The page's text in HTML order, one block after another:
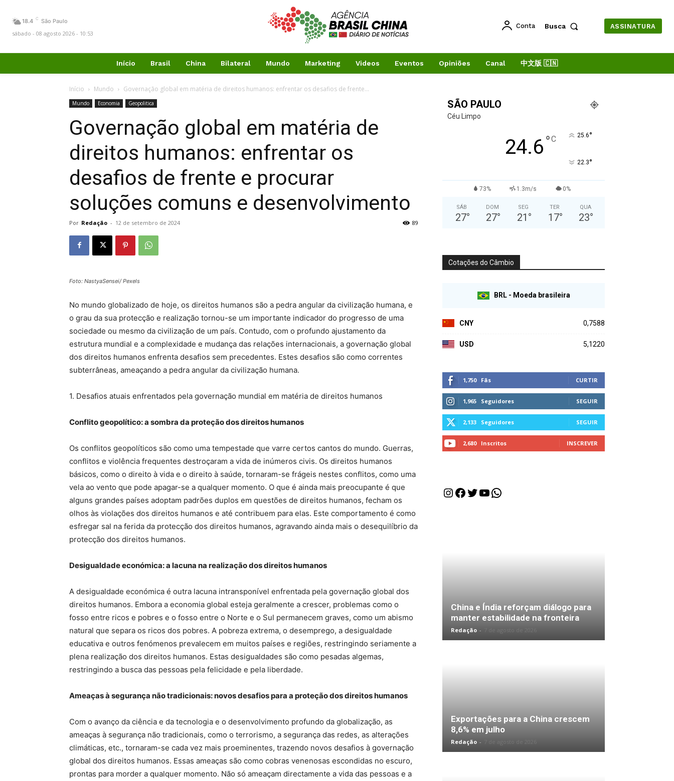
18.4 C São Paulo
sábado - 08 agosto 2026 - 10:53
Conta Busca ASSINATURA
Início Brasil China Bilateral Mundo Marketing Videos Eventos Opiniões Canal 中文版 🇨🇳
Início Mundo Governação global em matéria de direitos humanos: enfrentar os desafios de frente...
Mundo Economia Geopolitica
Governação global em matéria de
direitos humanos: enfrentar os
desafios de frente e procurar
soluções comuns e desenvolvimento
Por Redação - 12 de setembro de 2024 89
Foto: NastyaSensei/ Pexels
No mundo globalizado de hoje, os direitos humanos são a pedra angular da civilização humana, e
o grau da sua protecção e realização tornou-se um importante indicador do progresso de uma
sociedade ou mesmo da civilização de um país. Contudo, com o profundo ajustamento da
estrutura mundial e a complexidade e mudança das relações internacionais, a governação global
dos direitos humanos enfrenta desafios sem precedentes. Estes desafios são como correntes
subterrâneas, ameaçando a pedra angular da civilização humana.
1. Desafios atuais enfrentados pela governação mundial em matéria de direitos humanos
Conflito geopolítico: a sombra da proteção dos direitos humanos
Os conflitos geopolíticos são como uma tempestade que varre certos cantos do mundo. Guerras,
conflitos e violência frequentes destroçaram a vida de inúmeros civis. Os direitos humanos
básicos, como o direito à vida e o direito à saúde, tornaram-se frágeis nestes conflitos, como uma
vela ao vento que pode apagar-se a qualquer momento. O que é ainda mais preocupante é que
alguns grandes países adoptam padrões duplos em questões de direitos humanos, fecham os
olhos às violações dos direitos humanos e até contribuem para elas. Este comportamento é como
esfregar sal na ferida da protecção dos direitos humanos, agravando ainda mais o desequilíbrio da
protecção dos direitos humanos.
Desigualdade económica: a lacuna na realização dos direitos humanos
A desigualdade económica é outra lacuna intransponível enfrentada pela governação global dos
direitos humanos. Embora a economia global esteja geralmente a crescer, problemas como o
fosso entre ricos e pobres e o fosso entre o Norte e o Sul permanecem graves, como um abismo
natural que separa os ricos dos pobres. A pobreza extrema, o desemprego, a desigualdade
educativa e outros fenómenos prevalecem em muitos países e regiões, restringindo seriamente a
plena realização dos direitos humanos. Estas desigualdades são como pesadas algemas,
restringindo a busca das pessoas pela felicidade e pela liberdade.
Ameaças à segurança não tradicionais: novos desafios para a proteção dos direitos humanos
Com o avanço da ciência e da tecnologia e o desenvolvimento profundo da globalização, as
ameaças à segurança não tradicionais, como o terrorismo, a segurança das redes, as alterações
climáticas, etc., tornaram-se cada vez mais proeminentes, trazendo novos desafios à governação
global dos direitos humanos. Essas ameaças são como cobras venenosas escondidas no escuro,
prontas para morder a qualquer momento. Não só ameaçam directamente a vida das pessoas e a
SÃO PAULO
Céu Limpo
24.6°C 25.6°
22.3°
73% 1.3m/s 0%
SÁB
27°
DOM
27°
SEG
21 °
TER
17°
QUA
23°
Cotações do Câmbio
BRL - Moeda brasileira
CNY 0,7588
USD 5,1220
1,750 Fãs CURTIR
1,965 Seguidores SEGUIR
2,133 Seguidores SEGUIR
2,680 Inscritos INSCREVER
Instagram
Facebook
Twitter
Youtube
WhatsApp
China e Índia reforçam diálogo para
manter estabilidade na fronteira
Redação -
Exportações para a China crescem
8,6% em julho
Redação -